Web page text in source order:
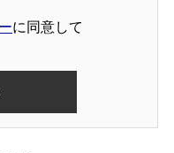
に同意して